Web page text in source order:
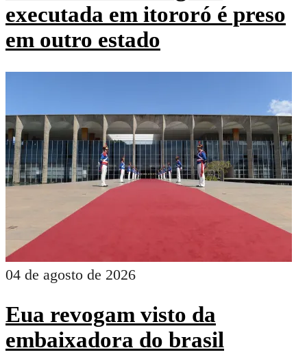
executada em itororó é preso
em outro estado
04 de agosto de 2026
Eua revogam visto da
embaixadora do brasil